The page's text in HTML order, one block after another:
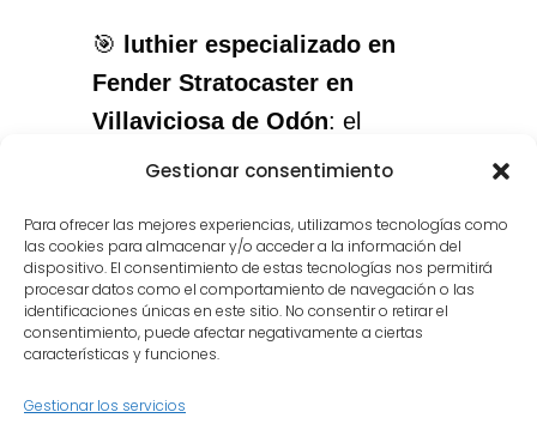
Gestionar consentimiento
Para ofrecer las mejores experiencias, utilizamos tecnologías como
las cookies para almacenar y/o acceder a la información del
dispositivo. El consentimiento de estas tecnologías nos permitirá
procesar datos como el comportamiento de navegación o las
identificaciones únicas en este sitio. No consentir o retirar el
consentimiento, puede afectar negativamente a ciertas
características y funciones.
Gestionar los servicios
🎯
luthier especializado en
Fender Stratocaster en
Villaviciosa de Odón: el
servicio que necesitas, con el
instrumento.